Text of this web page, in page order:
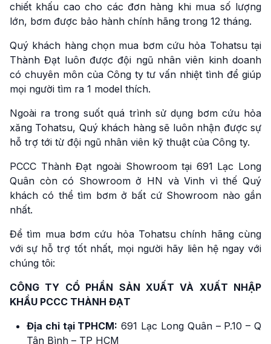
chiết khấu cao cho các đơn hàng khi mua số lượng
lớn, bơm được bảo hành chính hãng trong 12 tháng.
Quý khách hàng chọn mua bơm cứu hỏa Tohatsu tại
Thành Đạt luôn được đội ngũ nhân viên kinh doanh
có chuyên môn của Công ty tư vấn nhiệt tình để giúp
mọi người tìm ra 1 model thích.
Ngoài ra trong suốt quá trình sử dụng bơm cứu hỏa
xăng Tohatsu, Quý khách hàng sẽ luôn nhận được sự
hỗ trợ tới từ đội ngũ nhân viên kỹ thuật của Công ty.
PCCC Thành Đạt ngoài Showroom tại 691 Lạc Long
Quân còn có Showroom ở HN và Vinh vì thế Quý
khách có thể tìm bơm ở bất cứ Showroom nào gần
nhất.
Để tìm mua bơm cứu hỏa Tohatsu chính hãng cùng
với sự hỗ trợ tốt nhất, mọi người hãy liên hệ ngay với
chúng tôi:
CÔNG TY CỔ PHẦN SẢN XUẤT VÀ XUẤT NHẬP
KHẨU PCCC THÀNH ĐẠT
Địa chỉ tại TPHCM: 691 Lạc Long Quân – P.10 – Q
Tân Bình – TP HCM